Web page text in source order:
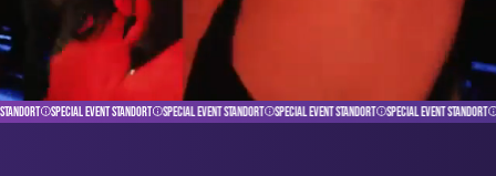
SPECIAL EVENT STANDORT SPECIAL EVENT STANDORT SPECIAL EVENT STANDORT SPECIAL EVENT STANDORT